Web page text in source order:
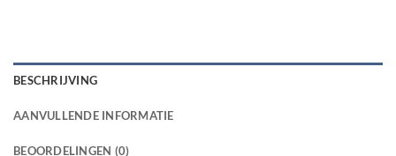
BESCHRIJVING
AANVULLENDE INFORMATIE
BEOORDELINGEN (0)